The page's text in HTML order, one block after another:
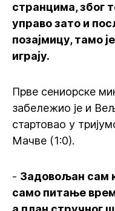
странцима, због
управо зато и
позајмицу, тамо
играју.
Прве сениорске
забележио је и
стартовао у
Мачве (1:0).
- Задовољан сам
само питање